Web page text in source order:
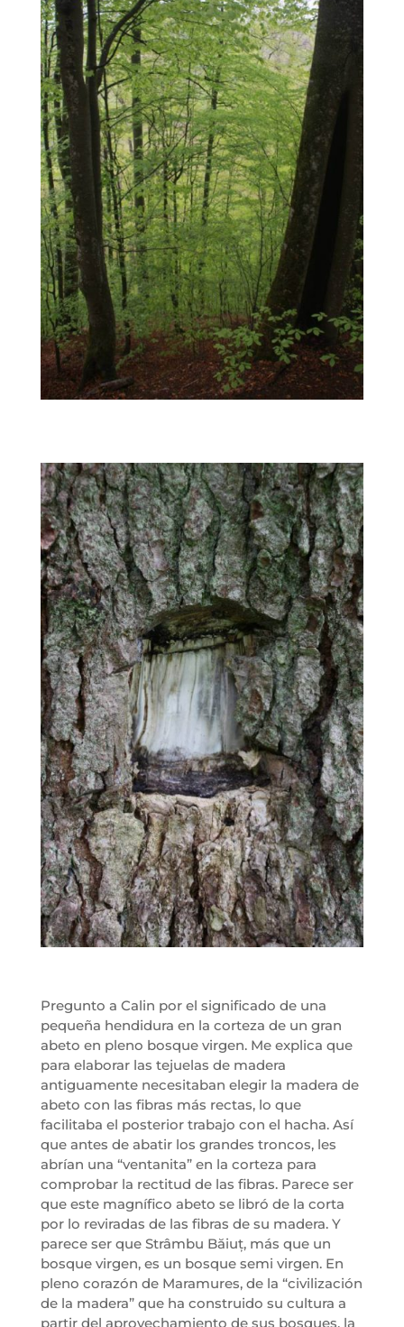
Pregunto a Calin por el significado de una
pequeña hendidura en la corteza de un gran
abeto en pleno bosque virgen. Me explica que
para elaborar las tejuelas de madera
antiguamente necesitaban elegir la madera de
abeto con las fibras más rectas, lo que
facilitaba el posterior trabajo con el hacha. Así
que antes de abatir los grandes troncos, les
abrían una “ventanita” en la corteza para
comprobar la rectitud de las fibras. Parece ser
que este magnífico abeto se libró de la corta
por lo reviradas de las fibras de su madera. Y
parece ser que Strâmbu Băiuț, más que un
bosque virgen, es un bosque semi virgen. En
pleno corazón de Maramures, de la “civilización
de la madera” que ha construido su cultura a
partir del aprovechamiento de sus bosques, la